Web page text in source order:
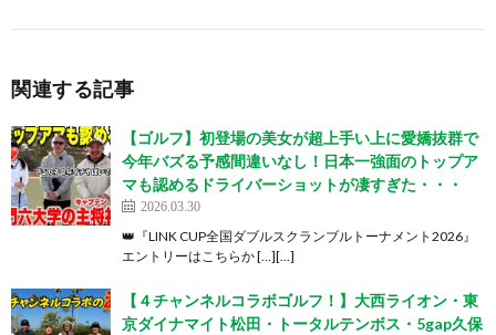
関連する記事
【ゴルフ】初登場の美女が超上手い上に愛嬌抜群で
今年バズる予感間違いなし！日本一強面のトップア
マも認めるドライバーショットが凄すぎた・・・
2026.03.30
👑『LINK CUP全国ダブルスクランブルトーナメント2026』
エントリーはこちらか […][…]
【４チャンネルコラボゴルフ！】大西ライオン・東
京ダイナマイト松田・トータルテンボス・5gap久保